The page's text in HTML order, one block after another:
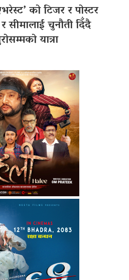
को टिजर र पोस्टर
सीमालाई चुनौती दिँदै
यात्रा